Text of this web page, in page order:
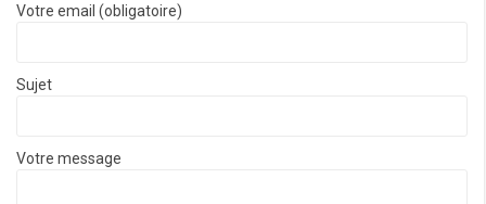
Votre email (obligatoire)
Sujet
Votre message